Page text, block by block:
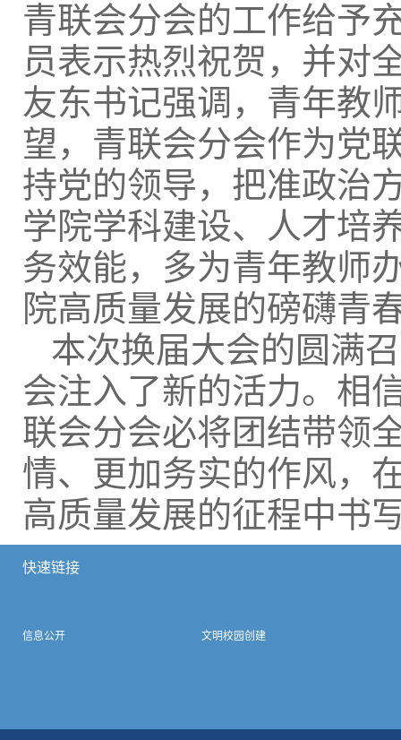
青联会分会的工作给予
员表示热烈祝贺，并对
友东书记强调，青年教
望，青联会分会作为党
持党的领导，把准政治
学院学科建设、人才培
务效能，多为青年教师
院高质量发展的磅礴青
本次换届大会的圆满
会注入了新的活力。相
联会分会必将团结带领
情、更加务实的作风，
高质量发展的征程中书
快速链接
信息公开 文明校园创建